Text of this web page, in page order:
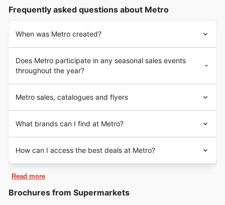
Frequently asked questions about Metro
When was Metro created?
Does Metro participate in any seasonal sales events
throughout the year?
Metro sales, catalogues and flyers
What brands can I find at Metro?
How can I access the best deals at Metro?
Read more
Brochures from Supermarkets